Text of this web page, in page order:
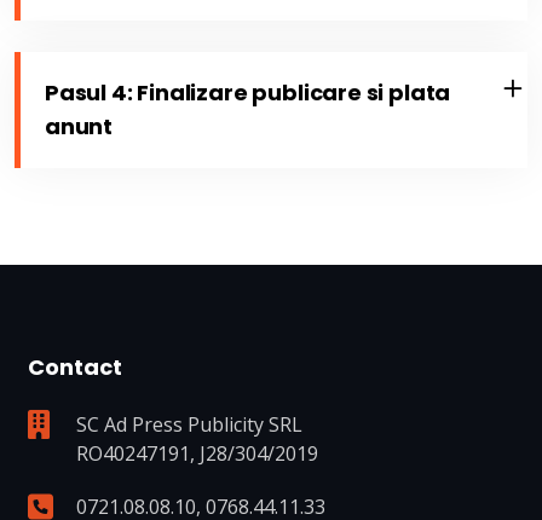
Pasul 4: Finalizare publicare si plata
anunt
Contact
SC Ad Press Publicity SRL
RO40247191, J28/304/2019
0721.08.08.10, 0768.44.11.33